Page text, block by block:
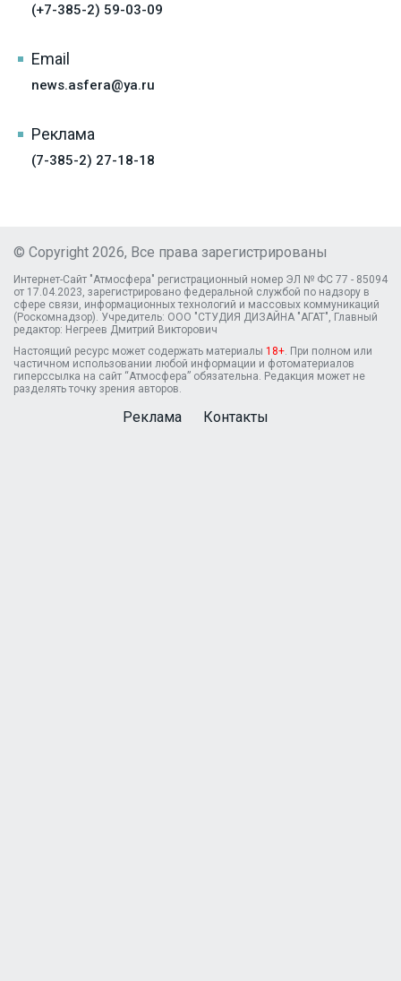
(+7-385-2) 59-03-09
Email
news.asfera@ya.ru
Реклама
(7-385-2) 27-18-18
© Copyright 2026, Все права зарегистрированы
Интернет-Сайт "Атмосфера" регистрационный номер ЭЛ № ФС 77 - 85094
от 17.04.2023, зарегистрировано федеральной службой по надзору в
сфере связи, информационных технологий и массовых коммуникаций
(Роскомнадзор). Учредитель: ООО "СТУДИЯ ДИЗАЙНА "АГАТ", Главный
редактор: Негреев Дмитрий Викторович
Настоящий ресурс может содержать материалы 18+. При полном или
частичном использовании любой информации и фотоматериалов
гиперссылка на сайт “Атмосфера” обязательна. Редакция может не
разделять точку зрения авторов.
Реклама Контакты